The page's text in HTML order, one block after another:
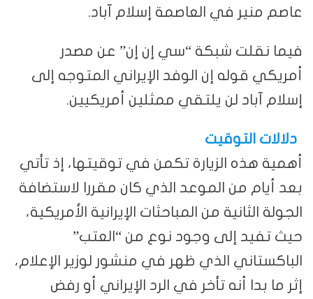
عاصم منير في العاصمة إسلام آباد.
فيما نقلت شبكة “سي إن إن” عن مصدر
أمريكي قوله إن الوفد الإيراني المتوجه إلى
إسلام آباد لن يلتقي ممثلين أمريكيين.
دلالات التوقيت
أهمية هذه الزيارة تكمن في توقيتها، إذ تأتي
بعد أيام من الموعد الذي كان مقررا لاستضافة
الجولة الثانية من المباحثات الإيرانية الأمريكية،
حيث تفيد إلى وجود نوع من “العتب”
الباكستاني الذي ظهر في منشور لوزير الإعلام،
إثر ما بدا أنه تأخر في الرد الإيراني أو رفض